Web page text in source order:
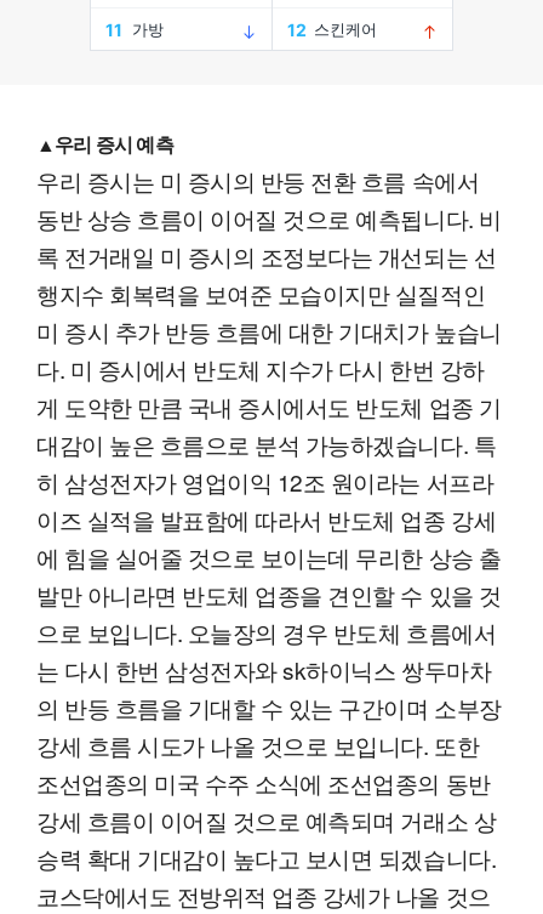
▲우리 증시 예측
우리 증시는 미 증시의 반등 전환 흐름 속에서
동반 상승 흐름이 이어질 것으로 예측됩니다. 비
록 전거래일 미 증시의 조정보다는 개선되는 선
행지수 회복력을 보여준 모습이지만 실질적인
미 증시 추가 반등 흐름에 대한 기대치가 높습니
다. 미 증시에서 반도체 지수가 다시 한번 강하
게 도약한 만큼 국내 증시에서도 반도체 업종 기
대감이 높은 흐름으로 분석 가능하겠습니다. 특
히 삼성전자가 영업이익 12조 원이라는 서프라
이즈 실적을 발표함에 따라서 반도체 업종 강세
에 힘을 실어줄 것으로 보이는데 무리한 상승 출
발만 아니라면 반도체 업종을 견인할 수 있을 것
으로 보입니다. 오늘장의 경우 반도체 흐름에서
는 다시 한번 삼성전자와 sk하이닉스 쌍두마차
의 반등 흐름을 기대할 수 있는 구간이며 소부장
강세 흐름 시도가 나올 것으로 보입니다. 또한
조선업종의 미국 수주 소식에 조선업종의 동반
강세 흐름이 이어질 것으로 예측되며 거래소 상
승력 확대 기대감이 높다고 보시면 되겠습니다.
코스닥에서도 전방위적 업종 강세가 나올 것으